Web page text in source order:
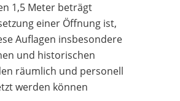
1,5 Meter beträgt
einer Öffnung ist,
Auflagen insbesondere
und historischen
räumlich und personell
werden können